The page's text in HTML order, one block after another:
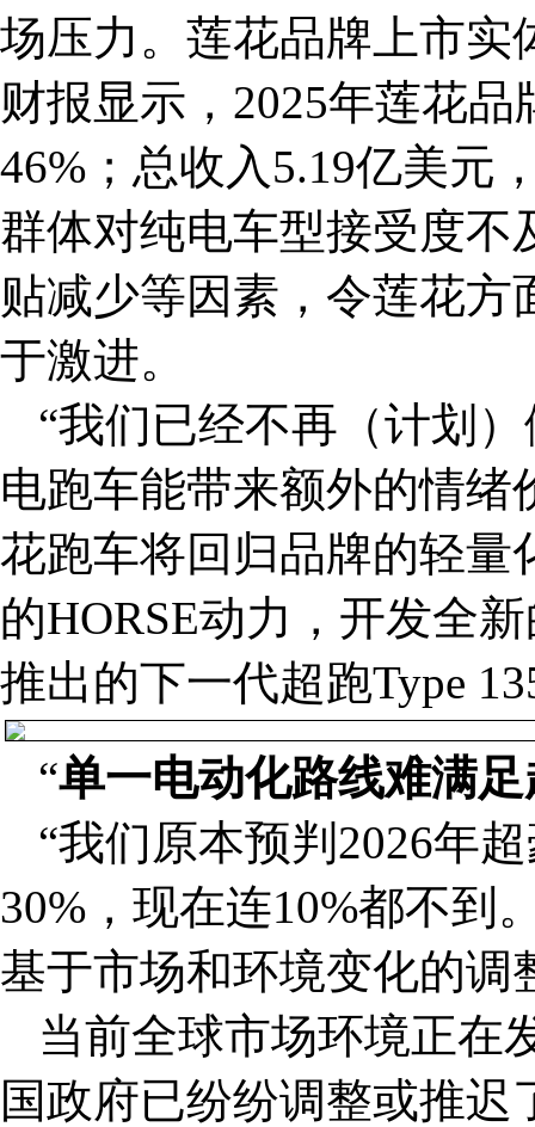
场压力。莲花品牌上市实
财报显示，2025年莲花
46%；总收入5.19亿美元
群体对纯电车型接受度不
贴减少等因素，令莲花
于激进。
“我们已经不再（计划
电跑车能带来额外的情绪
花跑车将回归品牌的轻
的HORSE动力，开发全
推出的下一代超跑Type
“单一电动化路线难满足
“我们原本预判2026年
30%，现在连10%都不到
基于市场和环境变化的调
当前全球市场环境正在
国政府已纷纷调整或推